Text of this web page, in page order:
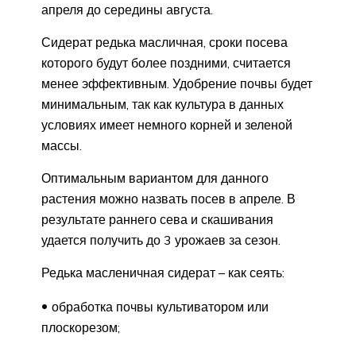
апреля до середины августа.
Сидерат редька масличная, сроки посева
которого будут более поздними, считается
менее эффективным. Удобрение почвы будет
минимальным, так как культура в данных
условиях имеет немного корней и зеленой
массы.
Оптимальным вариантом для данного
растения можно назвать посев в апреле. В
результате раннего сева и скашивания
удается получить до 3 урожаев за сезон.
Редька масленичная сидерат – как сеять:
обработка почвы культиватором или
плоскорезом;